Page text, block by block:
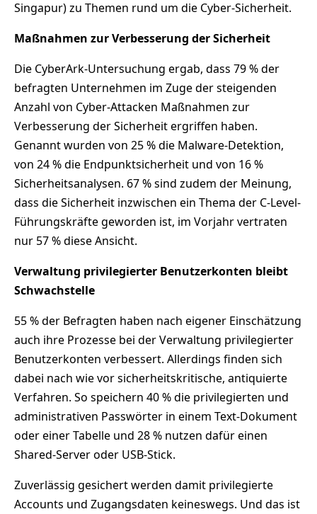
Singapur) zu Themen rund um die Cyber-Sicherheit.
Maßnahmen zur Verbesserung der Sicherheit
Die CyberArk-Untersuchung ergab, dass 79 % der
befragten Unternehmen im Zuge der steigenden
Anzahl von Cyber-Attacken Maßnahmen zur
Verbesserung der Sicherheit ergriffen haben.
Genannt wurden von 25 % die Malware-Detektion,
von 24 % die Endpunktsicherheit und von 16 %
Sicherheitsanalysen. 67 % sind zudem der Meinung,
dass die Sicherheit inzwischen ein Thema der C-Level-
Führungskräfte geworden ist, im Vorjahr vertraten
nur 57 % diese Ansicht.
Verwaltung privilegierter Benutzerkonten bleibt
Schwachstelle
55 % der Befragten haben nach eigener Einschätzung
auch ihre Prozesse bei der Verwaltung privilegierter
Benutzerkonten verbessert. Allerdings finden sich
dabei nach wie vor sicherheitskritische, antiquierte
Verfahren. So speichern 40 % die privilegierten und
administrativen Passwörter in einem Text-Dokument
oder einer Tabelle und 28 % nutzen dafür einen
Shared-Server oder USB-Stick.
Zuverlässig gesichert werden damit privilegierte
Accounts und Zugangsdaten keineswegs. Und das ist